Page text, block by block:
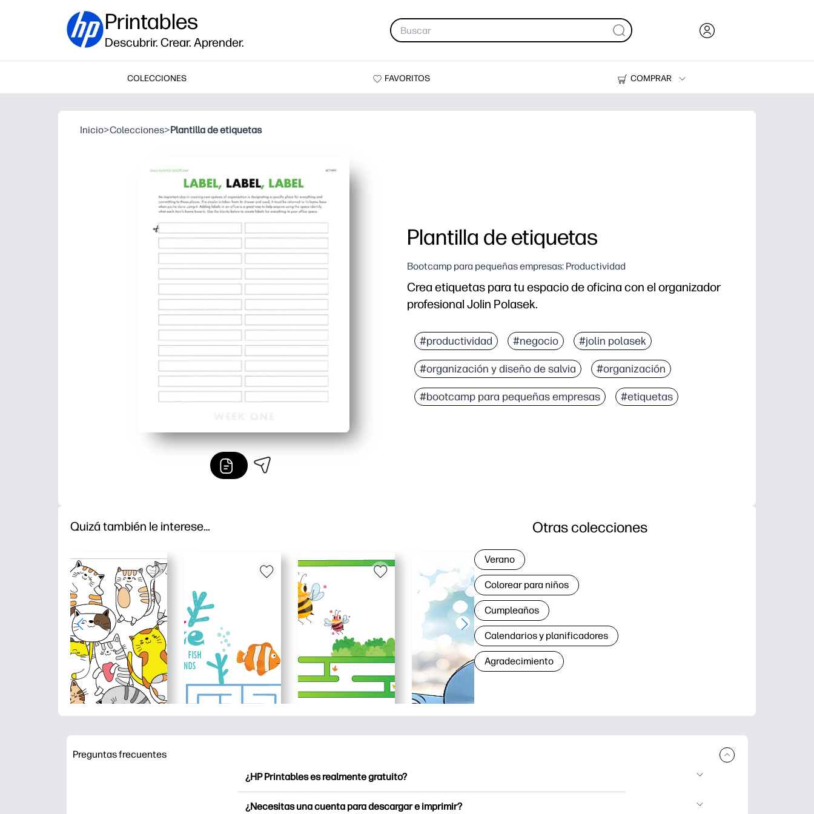
Printables
Descubrir. Crear. Aprender.
COLECCIONES FAVORITOS
COMPRAR
Impresoras
Inicio>Colecciones>Plantilla de etiquetas
Plantilla de etiquetas
Bootcamp para pequeñas empresas: Productividad
Crea etiquetas para tu espacio de oficina con el organizador
profesional Jolin Polasek.
#productividad #negocio #jolin polasek
#organización y diseño de salvia #organización
#bootcamp para pequeñas empresas #etiquetas
Quizá también le interese… Otras colecciones
Verano
Colorear para niños
Cumpleaños
Calendarios y planificadores
Agradecimiento
Preguntas frecuentes
¿HP Printables es realmente gratuito?
¿Necesitas una cuenta para descargar e imprimir?